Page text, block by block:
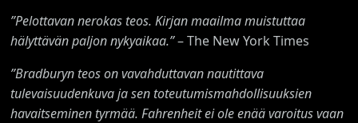
”Pelottavan nerokas teos. Kirjan maailma muistuttaa
hälyttävän paljon nykyaikaa.”– The New York Times
”Bradburyn teos on vavahduttavan nautittava
tulevaisuudenkuva ja sen toteutumismahdollisuuksien
havaitseminen tyrmää. Fahrenheit ei ole enää varoitus vaan